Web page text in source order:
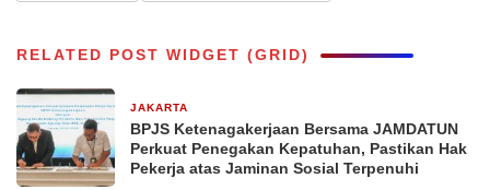
RELATED POST WIDGET (GRID)
JAKARTA
BPJS Ketenagakerjaan Bersama JAMDATUN
Perkuat Penegakan Kepatuhan, Pastikan Hak
Pekerja atas Jaminan Sosial Terpenuhi